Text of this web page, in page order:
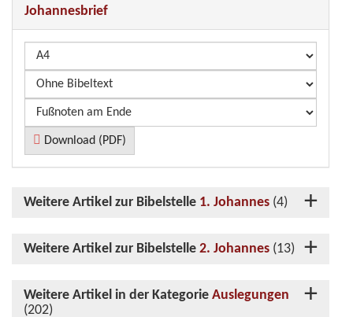
Johannesbrief
Download (PDF)
Weitere Artikel zur Bibelstelle 1. Johannes (4)
Weitere Artikel zur Bibelstelle 2. Johannes (13)
Weitere Artikel in der Kategorie Auslegungen
(202)